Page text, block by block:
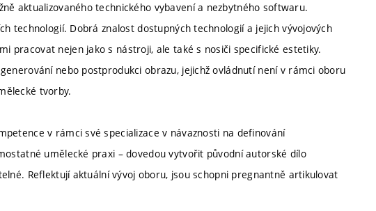
aktualizovaného technického vybavení a nezbytného softwaru.
technologií. Dobrá znalost dostupných technologií a jejich vývojových
pracovat nejen jako s nástroji, ale také s nosiči specifické estetiky.
nebo postprodukci obrazu, jejichž ovládnutí není v rámci oboru
tvorby.
v rámci své specializace v návaznosti na definování
umělecké praxi – dovedou vytvořit původní autorské dílo
Reflektují aktuální vývoj oboru, jsou schopni pregnantně artikulovat